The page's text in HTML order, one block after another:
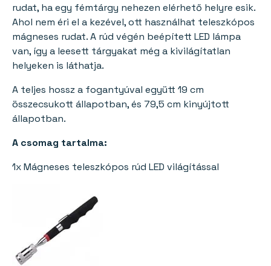
rudat, ha egy fémtárgy nehezen elérhető helyre esik.
Ahol nem éri el a kezével, ott használhat teleszkópos
mágneses rudat. A rúd végén beépített LED lámpa
van, így a leesett tárgyakat még a kivilágítatlan
helyeken is láthatja.
A teljes hossz a fogantyúval együtt 19 cm
összecsukott állapotban, és 79,5 cm kinyújtott
állapotban.
A csomag tartalma:
1x Mágneses teleszkópos rúd LED világítással